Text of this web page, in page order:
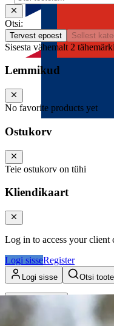
Otsi:
Tervest epoest Sellest
Sisesta vähemalt 2 tähemärki
Lemmikud
No favorite products yet
Ostukorv
Teie ostukorv on tühi
Kliendikaart
Log in to access your client
Logi sisseRegister
Logi sisse Otsi
Kliendikaart